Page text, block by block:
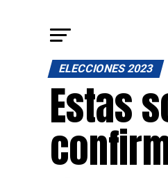
ELECCIONES 2023
Estas